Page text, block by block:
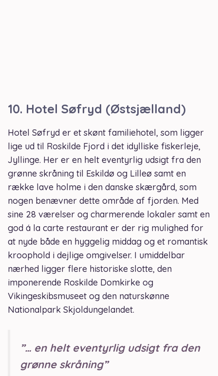
10. Hotel Søfryd (Østsjælland)
Hotel Søfryd er et skønt familiehotel, som ligger
lige ud til Roskilde Fjord i det idylliske fiskerleje,
Jyllinge. Her er en helt eventyrlig udsigt fra den
grønne skråning til Eskildø og Lilleø samt en
række lave holme i den danske skærgård, som
nogen benævner dette område af fjorden. Med
sine 28 værelser og charmerende lokaler samt en
god á la carte restaurant er der rig mulighed for
at nyde både en hyggelig middag og et romantisk
kroophold i dejlige omgivelser. I umiddelbar
nærhed ligger flere historiske slotte, den
imponerende Roskilde Domkirke og
Vikingeskibsmuseet og den naturskønne
Nationalpark Skjoldungelandet.
”… en helt eventyrlig udsigt fra den
grønne skråning”